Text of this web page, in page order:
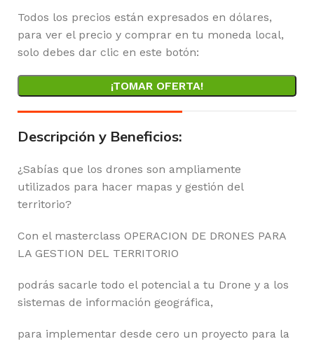
Todos los precios están expresados en dólares,
para ver el precio y comprar en tu moneda local,
solo debes dar clic en este botón:
¡TOMAR OFERTA!
Descripción y Beneficios:
¿Sabías que los drones son ampliamente
utilizados para hacer mapas y gestión del
territorio?
Con el masterclass OPERACION DE DRONES PARA
LA GESTION DEL TERRITORIO
podrás sacarle todo el potencial a tu Drone y a los
sistemas de información geográfica,
para implementar desde cero un proyecto para la